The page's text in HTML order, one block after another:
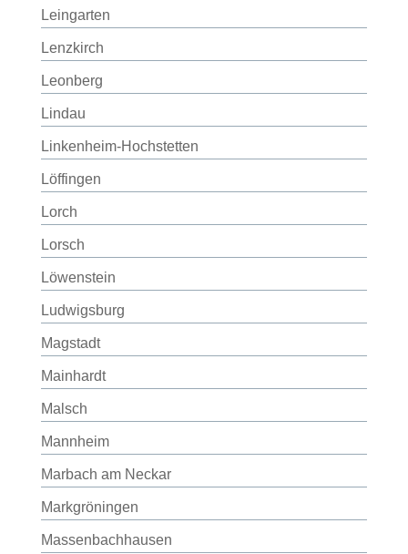
Leingarten
Lenzkirch
Leonberg
Lindau
Linkenheim-Hochstetten
Löffingen
Lorch
Lorsch
Löwenstein
Ludwigsburg
Magstadt
Mainhardt
Malsch
Mannheim
Marbach am Neckar
Markgröningen
Massenbachhausen